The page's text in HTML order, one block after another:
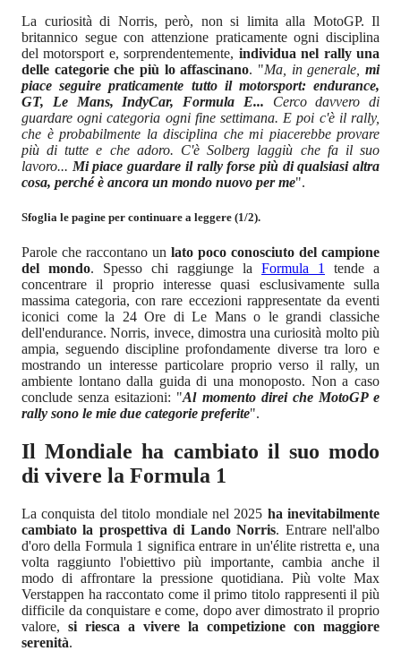
La curiosità di Norris, però, non si limita alla MotoGP. Il
britannico segue con attenzione praticamente ogni disciplina
del motorsport e, sorprendentemente, individua nel rally una
delle categorie che più lo affascinano. "Ma, in generale,mi
piace seguire praticamente tutto il motorsport: endurance,
GT, Le Mans, IndyCar, Formula E... Cerco davvero di
guardare ogni categoria ogni fine settimana. E poi c'è il rally,
che è probabilmente la disciplina che mi piacerebbe provare
più di tutte e che adoro. C'è Solberg laggiù che fa il suo
lavoro... Mi piace guardare il rally forse più di qualsiasi altra
cosa, perché è ancora un mondo nuovo per me".
Sfoglia le pagine per continuare a leggere (1/2).
Parole che raccontano un lato poco conosciuto del campione
del mondo. Spesso chi raggiunge la Formula 1
tende a
concentrare il proprio interesse quasi esclusivamente sulla
massima categoria, con rare eccezioni rappresentate da eventi
iconici come la 24 Ore di Le Mans o le grandi classiche
dell'endurance. Norris, invece, dimostra una curiosità molto più
ampia, seguendo discipline profondamente diverse tra loro e
mostrando un interesse particolare proprio verso il rally, un
ambiente lontano dalla guida di una monoposto. Non a caso
conclude senza esitazioni: "Al momento direi che MotoGP e
rally sono le mie due categorie preferite".
Il Mondiale ha cambiato il suo modo
di vivere la Formula 1
La conquista del titolo mondiale nel 2025 ha inevitabilmente
cambiato la prospettiva di Lando Norris. Entrare nell'albo
d'oro della Formula 1 significa entrare in un'élite ristretta e, una
volta raggiunto l'obiettivo più importante, cambia anche il
modo di affrontare la pressione quotidiana. Più volte Max
Verstappen ha raccontato come il primo titolo rappresenti il più
difficile da conquistare e come, dopo aver dimostrato il proprio
valore, si riesca a vivere la competizione con maggiore
serenità.